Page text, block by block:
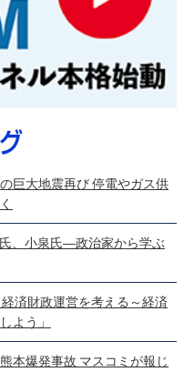
巨大地震再び 停電やガス供
氏、小泉氏―政治家から学ぶ
済財政運営を考える～経済
よう」
本爆発事故 マスコミが報じ